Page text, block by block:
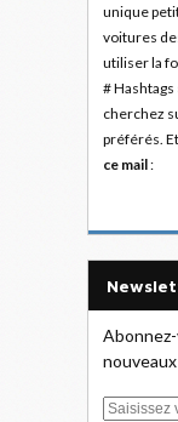
unique
voitures
utiliser la
#
cherchez
préférés.
ce mail:
E